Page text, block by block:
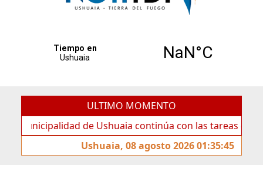
ULTIMO MOMENTO
de Ushuaia continúa con las tareas de
Ushuaia, 08 agosto 2026 01:35:45